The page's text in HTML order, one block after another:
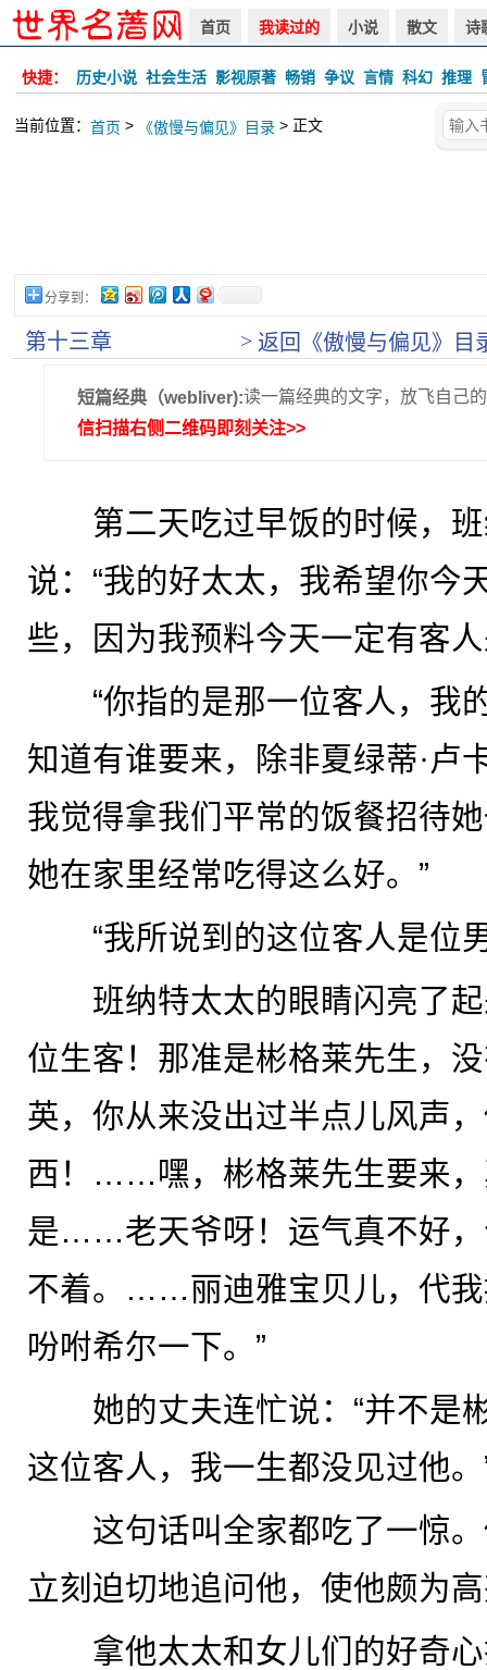
首页 我读过的 小说 散文 诗
快捷： 历史小说 社会生活 影视原著 畅销 争议 言情 科幻 推理
当前位置： 首页 > 《傲慢与偏见》目录 > 正文
分享到：
第十三章 > 返回《傲慢与偏见》目
短篇经典（webliver):读一篇经典的文字，放飞自己
信扫描右侧二维码即刻关注>>
第二天吃过早饭的时候，班
说：“我的好太太，我希望你今
些，因为我预料今天一定有客人
“你指的是那一位客人，我
知道有谁要来，除非夏绿蒂·卢
我觉得拿我们平常的饭餐招待
她在家里经常吃得这么好。”
“我所说到的这位客人是位
班纳特太太的眼睛闪亮了起
位生客！那准是彬格莱先生，
英，你从来没出过半点儿风声
西！……嘿，彬格莱先生要来，
是……老天爷呀！运气真不好，
不着。……丽迪雅宝贝儿，代我
吩咐希尔一下。”
她的丈夫连忙说：“并不是
这位客人，我一生都没见过他。
这句话叫全家都吃了一惊。
立刻迫切地追问他，使他颇为
拿他太太和女儿们的好奇心